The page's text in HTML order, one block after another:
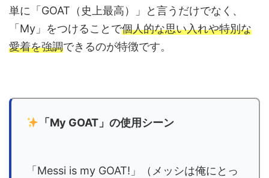
単に「GOAT（史上最高）」と言うだけでなく、
「My」をつけることで個人的な思い入れや特別な
愛着を強調できるのが特徴です。
「My GOAT」の使用シーン
「Messi is my GOAT!」（メッシは俺にとっ